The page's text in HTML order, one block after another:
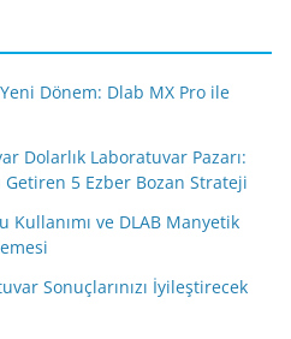
Dönem: Dlab MX Pro ile
Dolarlık Laboratuvar Pazarı:
Getiren 5 Ezber Bozan Strateji
ve DLAB Manyetik
Sonuçlarınızı İyileştirecek